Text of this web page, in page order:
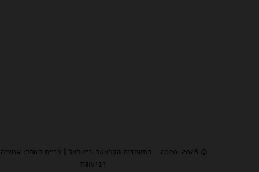
© 2020-2026 - התאחדות הקראטה בישראל | בניית האתר: אמציה דויטש
נגישות